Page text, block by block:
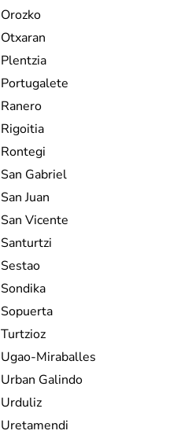
Orozko
Otxaran
Plentzia
Portugalete
Ranero
Rigoitia
Rontegi
San Gabriel
San Juan
San Vicente
Santurtzi
Sestao
Sondika
Sopuerta
Turtzioz
Ugao-Miraballes
Urban Galindo
Urduliz
Uretamendi